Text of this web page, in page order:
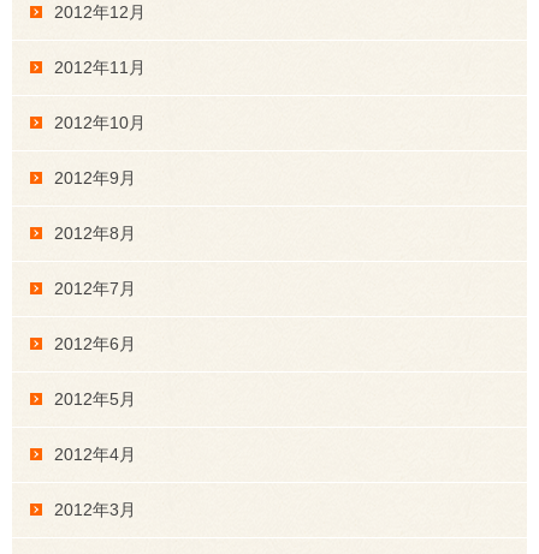
2012年12月
2012年11月
2012年10月
2012年9月
2012年8月
2012年7月
2012年6月
2012年5月
2012年4月
2012年3月